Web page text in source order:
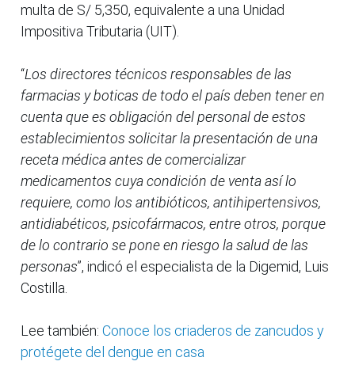
multa de S/ 5,350, equivalente a una Unidad
Impositiva Tributaria (UIT).
“Los directores técnicos responsables de las
farmacias y boticas de todo el país deben tener en
cuenta que es obligación del personal de estos
establecimientos solicitar la presentación de una
receta médica antes de comercializar
medicamentos cuya condición de venta así lo
requiere, como los antibióticos, antihipertensivos,
antidiabéticos, psicofármacos, entre otros, porque
de lo contrario se pone en riesgo la salud de las
personas”, indicó el especialista de la Digemid, Luis
Costilla.
Lee también: Conoce los criaderos de zancudos y
protégete del dengue en casa